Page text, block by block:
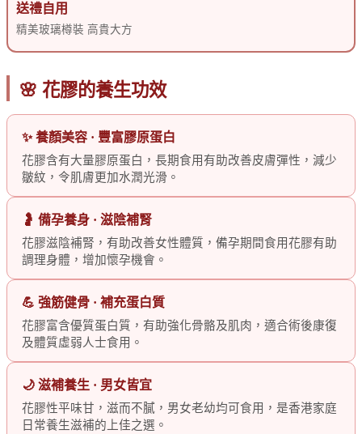
送禮自用
精美玻璃樽裝 高貴大方
🌸 花膠的養生功效
✨ 養顏美容 · 豐富膠原蛋白
花膠含有大量膠原蛋白，長期食用有助改善皮膚彈性，減少
皺紋，令肌膚更加水潤光滑。
🤰 備孕養身 · 滋陰補腎
花膠滋陰補腎，有助改善女性體質，備孕期間食用花膠有助
調理身體，增加懷孕機會。
💪 強筋健骨 · 補充蛋白質
花膠富含優質蛋白質，有助強化骨骼及肌肉，適合術後康復
及體質虛弱人士食用。
🌙 滋補養生 · 男女皆宜
花膠性平味甘，滋而不膩，男女老幼均可食用，是香港家庭
日常養生滋補的上佳之選。